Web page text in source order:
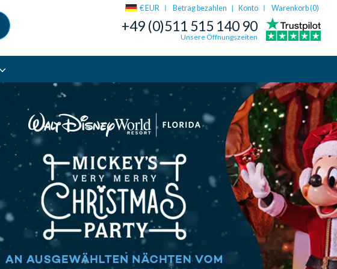
€ EUR Betrag bezahlen | Konto Warenkorb (0)
+49 (0)511 515 140 90
Unsere Öffnungszeiten